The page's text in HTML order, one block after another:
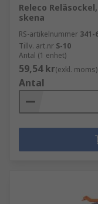
Releco
skena
RS-artikelnummer 341-
Tillv. art.nr S-10
Antal (1 enhet)
59,54 kr(exkl. moms)
Antal